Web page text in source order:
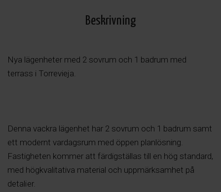
Beskrivning
Nya lägenheter med 2 sovrum och 1 badrum med
terrass i Torrevieja.
Denna vackra lägenhet har 2 sovrum och 1 badrum samt
ett modernt vardagsrum med öppen planlösning.
Fastigheten kommer att färdigställas till en hög standard,
med högkvalitativa material och uppmärksamhet på
detaljer.